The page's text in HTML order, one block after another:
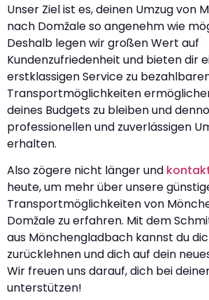
Unser Ziel ist es, deinen Umzug von
nach Domžale so angenehm wie
Deshalb legen wir großen Wert auf
Kundenzufriedenheit und bieten dir
erstklassigen Service zu
Transportmöglichkeiten
deines Budgets zu bleiben und
professionellen und zuverlässigen
erhalten.
Also zögere nicht länger und
heute, um mehr über unsere
Transportmöglichkeiten von
Domžale zu erfahren. Mit dem
aus Mönchengladbach kannst du
zurücklehnen und dich auf dein
Wir freuen uns darauf, dich bei
unterstützen!